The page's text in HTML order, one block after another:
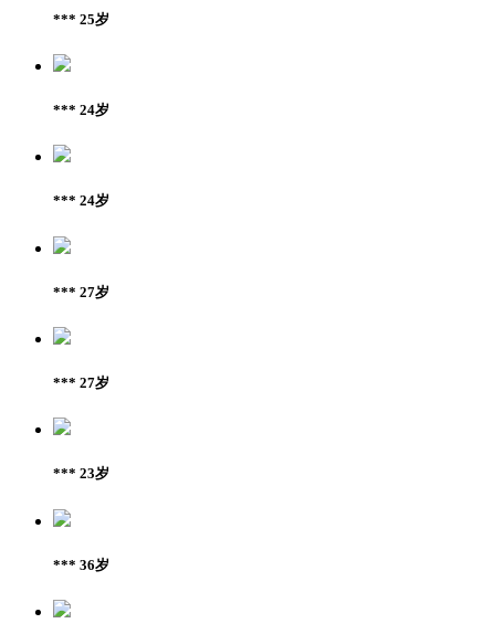
*** 25岁
*** 24岁
*** 24岁
*** 27岁
*** 27岁
*** 23岁
*** 36岁